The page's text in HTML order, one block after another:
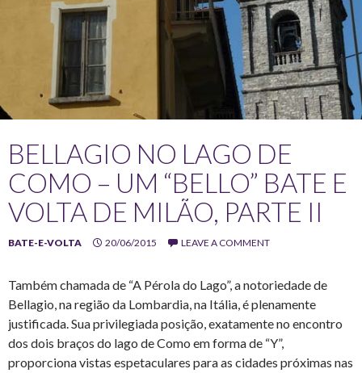
BELLAGIO NO LAGO DE
COMO – UM “BELLO” BATE E
VOLTA DE MILÃO, PARTE II
BATE-E-VOLTA 20/06/2015 LEAVE A COMMENT
Também chamada de “A Pérola do Lago”, a notoriedade de
Bellagio, na região da Lombardia, na Itália, é plenamente
justificada. Sua privilegiada posição, exatamente no encontro
dos dois braços do lago de Como em forma de “Y”,
proporciona vistas espetaculares para as cidades próximas nas